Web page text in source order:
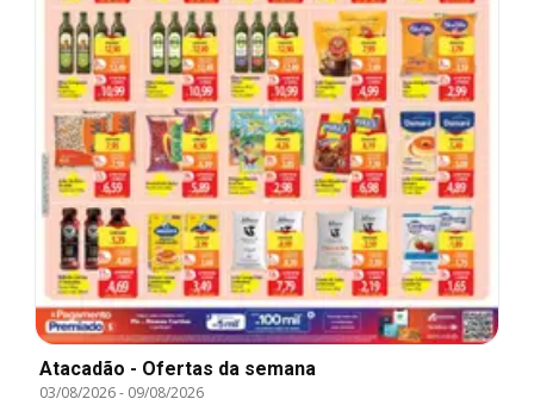
Atacadão - Ofertas da semana
03/08/2026- 09/08/2026